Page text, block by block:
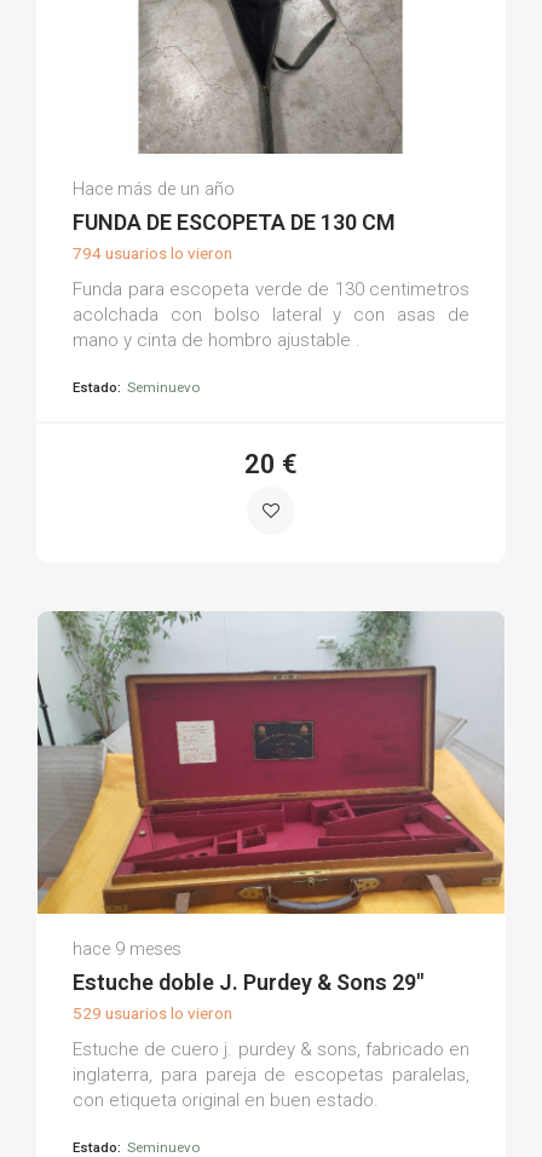
Tano S.
(0)
Hace más de un año
FUNDA DE ESCOPETA DE 130 CM
794 usuarios lo vieron
Funda para escopeta verde de 130 centimetros
acolchada con bolso lateral y con asas de
mano y cinta de hombro ajustable .
Estado: Seminuevo
20 €
(0)
hace 9 meses
Estuche doble J. Purdey & Sons 29"
529 usuarios lo vieron
Estuche de cuero j. purdey & sons, fabricado en
inglaterra, para pareja de escopetas paralelas,
con etiqueta original en buen estado.
Estado: Seminuevo